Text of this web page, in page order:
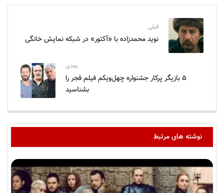
قبلی
نوید محمدزاده با «آکتور» در شبکه نمایش خانگی
بعدی
۵ بازیگر پرکار جشنواره چهل‌ویکم فیلم فجر را
بشناسید
نوشته های مرتبط